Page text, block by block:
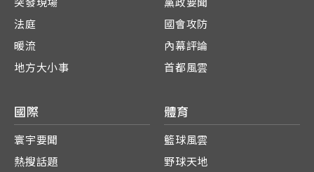
法庭
暖流
地方大小事
國會攻防
內幕評論
首都風雲
國際
寰宇要聞
熱搜話題
體育
籃球風雲
野球天地